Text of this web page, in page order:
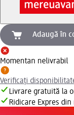
Adaugă în
Momentan nelivrabil
Verificați
Livrare gratuită la
Ridicare Expres